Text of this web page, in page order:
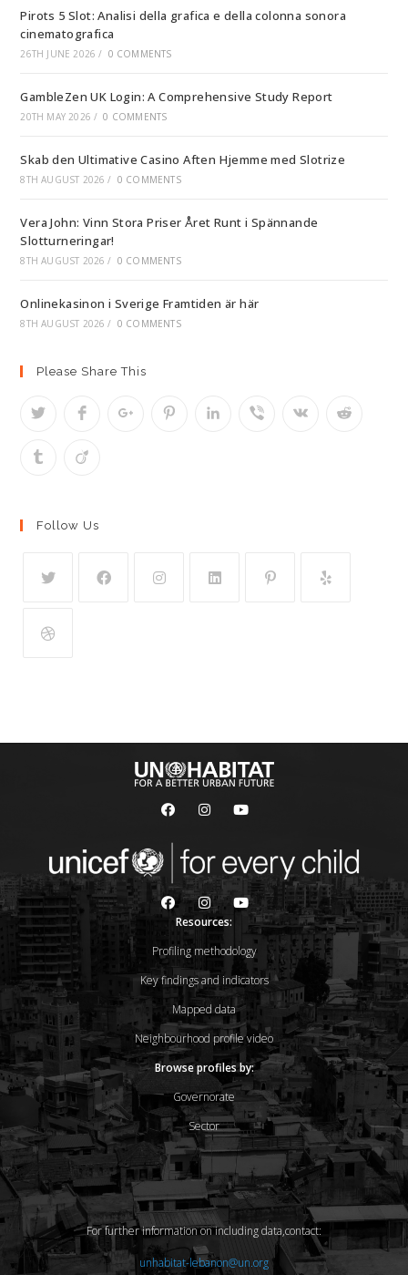
Pirots 5 Slot: Analisi della grafica e della colonna sonora
cinematografica
26TH JUNE 2026 / 0 COMMENTS
GambleZen UK Login: A Comprehensive Study Report
20TH MAY 2026 / 0 COMMENTS
Skab den Ultimative Casino Aften Hjemme med Slotrize
8TH AUGUST 2026 / 0 COMMENTS
Vera John: Vinn Stora Priser Året Runt i Spännande
Slotturneringar!
8TH AUGUST 2026 / 0 COMMENTS
Onlinekasinon i Sverige Framtiden är här
8TH AUGUST 2026 / 0 COMMENTS
Please Share This
Follow Us
Resources:
Profiling methodology
Key findings and indicators
Mapped data
Neighbourhood profile video
Browse profiles by:
Governorate
Sector
For further information on including data,contact:
unhabitat-lebanon@un.org